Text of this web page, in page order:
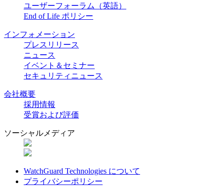
ユーザーフォーラム（英語）
End of Life ポリシー
インフォメーション
プレスリリース
ニュース
イベント＆セミナー
セキュリティニュース
会社概要
採用情報
受賞および評価
ソーシャルメディア
WatchGuard Technologies について
プライバシーポリシー